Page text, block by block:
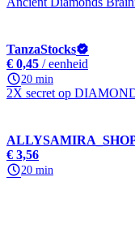
TanzaStocks
€ 0,45 / eenheid
20 min
2X secret op
€ 3,56
20 min